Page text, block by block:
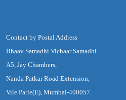
Contact by Postal Address
Bhaav Samadhi Vichaar Samadhi
A5, Jay Chambers,
Nanda Patkar Road Extension,
Vile Parle(E), Mumbai-400057.